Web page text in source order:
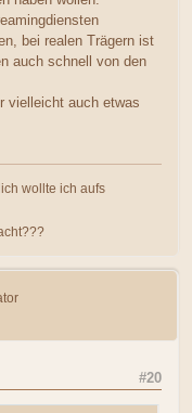
bei realen Trägern ist
auch schnell von den
vielleicht auch etwas
wollte ich aufs
#20